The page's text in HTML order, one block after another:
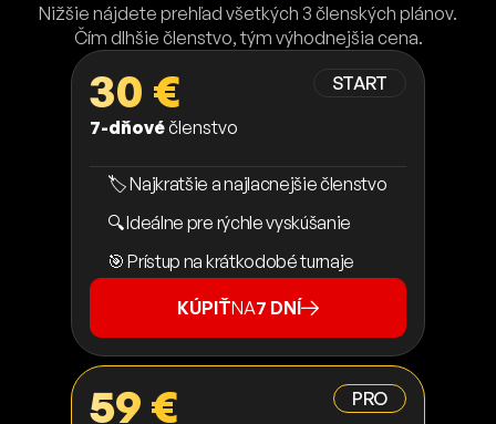
Nižšie nájdete prehľad všetkých 3 členských plánov.
Čím dlhšie členstvo, tým výhodnejšia cena.
START
30 €
7-dňovéčlenstvo
🏷️ Najkratšie a najlacnejšie členstvo
🔍 Ideálne pre rýchle vyskúšanie
🎯 Prístup na krátkodobé turnaje
KÚPIŤNA7 DNÍ
PRO
59 €